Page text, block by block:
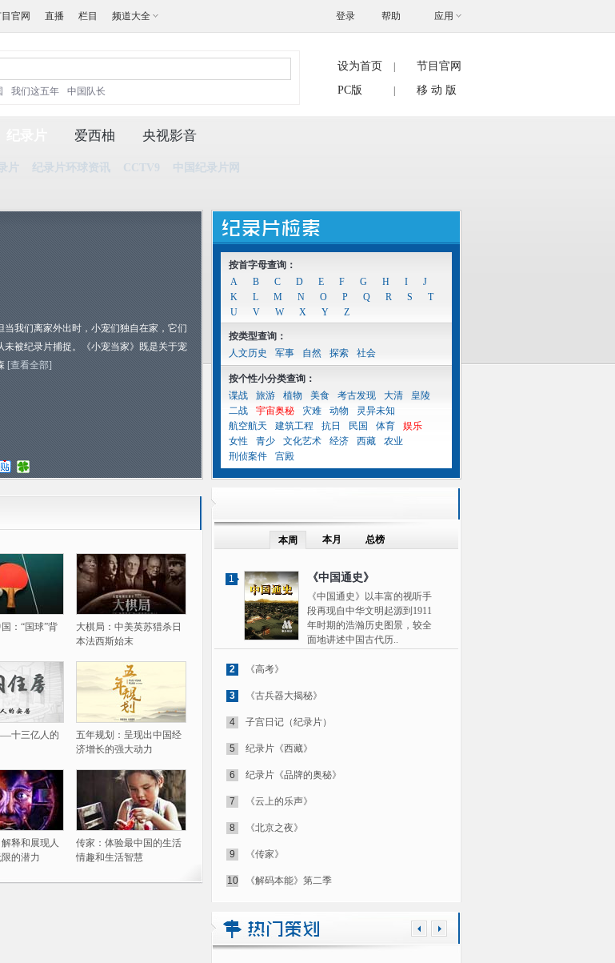
官网 直播 栏目 频道大全 帮助 应用
登录
我们这五年 中国队长
设为首页
节目官网
PC版
移 动 版
片 纪录片环球资讯 CCTV9 中国纪录片网
爱西柚 央视影音
当我们离家外出时，小宠们独自在家，它们
未被纪录片捕捉。《小宠当家》既是关于宠
[查看全部]
：“国球”背
大棋局：中美英苏猎杀日
本法西斯始末
十三亿人的
五年规划：呈现出中国经
济增长的强大动力
释和展现人
的潜力
传家：体验最中国的生活
情趣和生活智慧
按首字母查询：
A
B C D E F G H I
J
K
L M N O P Q R S
T
U
V W X Y Z
按类型查询：
人文历史
军事 自然 探索 社会
按个性小分类查询：
谍战
旅游 植物 美食 考古发现 大清
皇陵
二战
宇宙奥秘 灾难 动物
灵异未知
航空航天
建筑工程 抗日 民国 体育
娱乐
女性
青少 文化艺术 经济 西藏
农业
刑侦案件
宫殿
本周 本月 总榜
1 《中国通史》
《中国通史》以丰富的视听手
段再现自中华文明起源到1911
年时期的浩瀚历史图景，较全
面地讲述中国古代历..
2 《高考》
3 《古兵器大揭秘》
4 子宫日记（纪录片）
5 纪录片《西藏》
6 纪录片《品牌的奥秘》
7 《云上的乐声》
8 《北京之夜》
9 《传家》
10 《解码本能》第二季